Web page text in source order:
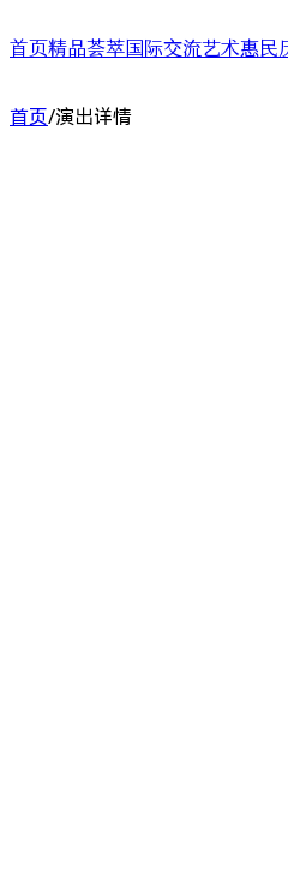
首页精品荟萃
舞台演出
展/博览
国际交流
国际演艺大会
国际对话
艺术惠民
首页/演出详情